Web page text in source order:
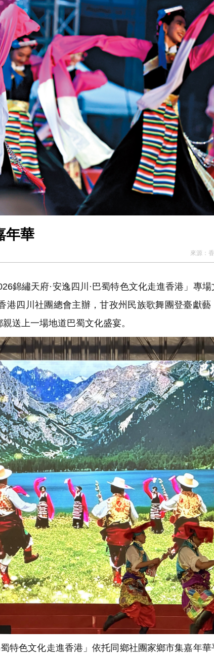
超4100隻個股下挫
挑戰賽一等獎 酉芯藤茶香飄校園
11226套
工智能產業促進中心揭牌
談判
地面行動
年華
來源：
錦繡天府·安逸四川·巴蜀特色文化走進香港」專場
港四川社團總會主辦，甘孜州民族歌舞團登臺獻藝
送上一場地道巴蜀文化盛宴。
特色文化走進香港」依托同鄉社團家鄉市集嘉年華